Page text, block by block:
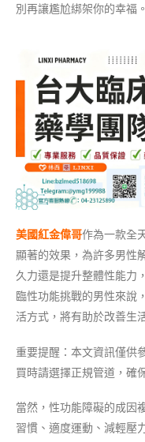
別再讓尷尬綁架你的幸福。
美國紅金偉哥作為一款全
顯著的效果，為許多男性
久力還是提升整體性能力
臨性功能挑戰的男性來說
活方式，將有助於改善生
重要提醒：本文資訊僅供
買時請選擇正規管道，確
當然，性功能障礙的成因
習慣、適度運動、減輕壓